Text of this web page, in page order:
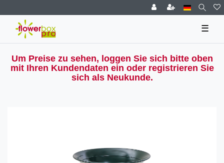
☰
Um Preise zu sehen, loggen Sie sich bitte oben
mit Ihren Kundendaten ein oder registrieren Sie
sich als Neukunde.